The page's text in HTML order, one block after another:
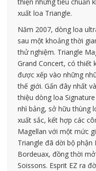
xuất loa Triangle.
Năm 2007, dòng loa
sau một khoảng thời
thử nghiệm. Triangle
Grand Concert, có thiết
được xếp vào những
thế giới. Gấn đây nhất
thiệu dòng loa
nhì bảng, sở hữu thùng
xuất sắc, kết hợp các
Magellan với một mức
Triangle đã dời bộ
Bordeuax, đồng thời
Soissons. Esprit EZ ra